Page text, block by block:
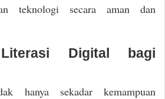
teknologi secara aman dan
Digital bagi
hanya sekadar kemampuan